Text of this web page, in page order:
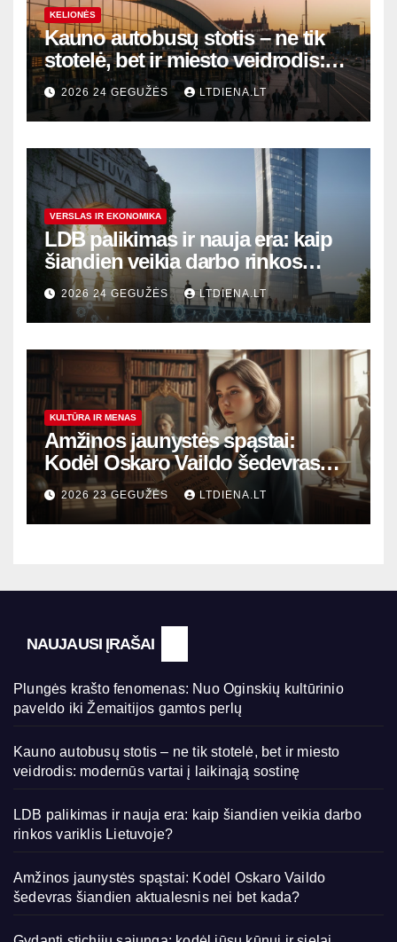
KELIONĖS
Kauno autobusų stotis – ne tik
stotelė, bet ir miesto veidrodis:
modernūs vartai į laikinąją
sostinę
2026 24 GEGUŽĖS LTDIENA.LT
VERSLAS IR EKONOMIKA
LDB palikimas ir nauja era: kaip
šiandien veikia darbo rinkos
variklis Lietuvoje?
2026 24 GEGUŽĖS LTDIENA.LT
KULTŪRA IR MENAS
Amžinos jaunystės spąstai:
Kodėl Oskaro Vaildo šedevras
šiandien aktualesnis nei bet
kada?
2026 23 GEGUŽĖS LTDIENA.LT
NAUJAUSI ĮRAŠAI
Plungės krašto fenomenas: Nuo Oginskių kultūrinio
paveldo iki Žemaitijos gamtos perlų
Kauno autobusų stotis – ne tik stotelė, bet ir miesto
veidrodis: modernūs vartai į laikinąją sostinę
LDB palikimas ir nauja era: kaip šiandien veikia darbo
rinkos variklis Lietuvoje?
Amžinos jaunystės spąstai: Kodėl Oskaro Vaildo
šedevras šiandien aktualesnis nei bet kada?